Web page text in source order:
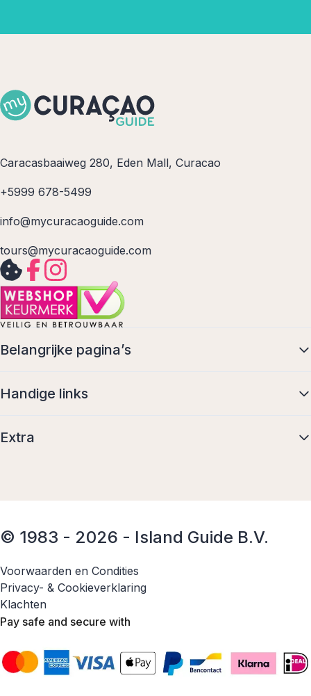
Caracasbaaiweg 280, Eden Mall, Curacao
+5999 678-5499
info@mycuracaoguide.com
tours@mycuracaoguide.com
Belangrijke pagina’s
Handige links
Extra
© 1983 - 2026 - Island Guide B.V.
Voorwaarden en Condities
Privacy- & Cookieverklaring
Klachten
Pay safe and secure with